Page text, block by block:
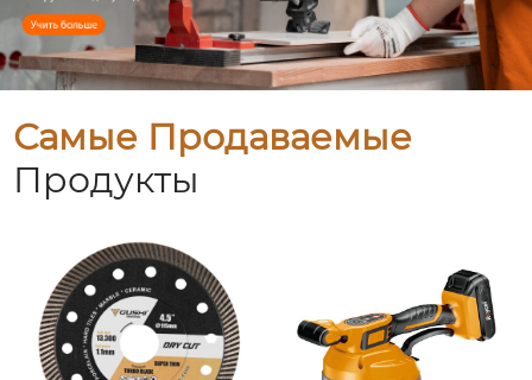
Самые Продаваемые
Продукты